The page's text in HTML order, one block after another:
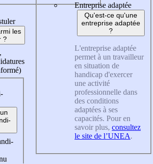
les
?
Entreprise adaptée
Qu'est-ce qu'une
entreprise adaptée
?
L'entreprise adaptée
permet à un travailleur
en situation de
handicap d'exercer
une activité
professionnelle dans
des conditions
adaptées à ses
capacités. Pour en
savoir plus, consultez
le site de l’UNEA.